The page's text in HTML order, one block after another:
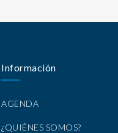
Información
AGENDA
¿QUIÉNES SOMOS?